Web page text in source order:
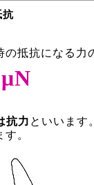
抗
抵抗になる力
抗力 といいます
。